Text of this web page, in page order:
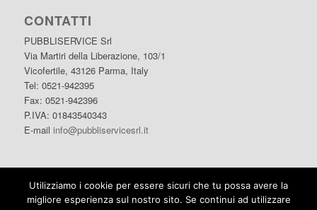
CONTATTI
PUBBLISERVICE Srl
Via Martiri della Liberazione, 103/1
Vicofertile, 43126 Parma, Italy
Tel: 0521-942395
Fax: 0521-942396
P.IVA: 01843540343
E-mail info@pubbliservicesrl.it
Progetto di scissione
Utilizziamo i cookie per essere sicuri che tu possa avere la
migliore esperienza sul nostro sito. Se continui ad utilizzare